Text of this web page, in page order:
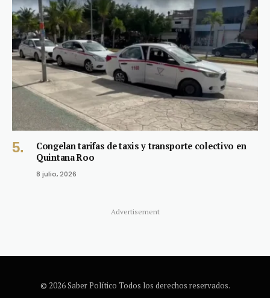
Congelan tarifas de taxis y transporte colectivo en
Quintana Roo
8 julio, 2026
Advertisement
© 2026 Saber Político Todos los derechos reservados.